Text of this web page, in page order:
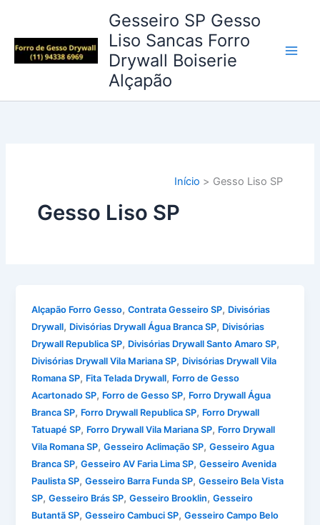
conteúdo
Gesseiro SP Gesso
Liso Sancas Forro
Drywall Boiserie
Alçapão
Início Gesso Liso SP
Gesso Liso SP
Alçapão Forro Gesso,Contrata Gesseiro SP, Divisórias
Drywall, Divisórias Drywall Água Branca SP, Divisórias
Drywall Republica SP, Divisórias Drywall Santo Amaro SP,
Divisórias Drywall Vila Mariana SP, Divisórias Drywall Vila
Romana SP, Fita Telada Drywall, Forro de Gesso
Acartonado SP, Forro de Gesso SP, Forro Drywall Água
Branca SP, Forro Drywall Republica SP, Forro Drywall
Tatuapé SP, Forro Drywall Vila Mariana SP, Forro Drywall
Vila Romana SP,Gesseiro Aclimação SP,Gesseiro Agua
Branca SP,Gesseiro AV Faria Lima SP,Gesseiro Avenida
Paulista SP,Gesseiro Barra Funda SP,Gesseiro Bela Vista
SP,Gesseiro Brás SP,Gesseiro Brooklin,Gesseiro
Butantã SP,Gesseiro Cambuci SP,Gesseiro Campo Belo